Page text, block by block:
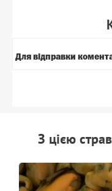
Для вiдправки
З цiєю